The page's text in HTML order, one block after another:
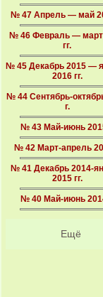
№ 47 Апрель — май
№ 46 Февраль — март
гг.
№ 45 Декабрь 2015 —
2016 гг.
№ 44 Сентябрь-
г.
№ 43 Май-июнь
№ 42 Март-апрель
№ 41 Декабрь 2014-
2015 гг.
№ 40 Май-июнь
Ещё